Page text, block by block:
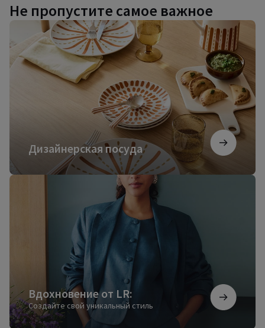
Не пропустите самое важное
Дизайнерская посуда
Дизайнерская
Вдохновение от LR:
Создайте свой уникальный стиль
Вдохновение